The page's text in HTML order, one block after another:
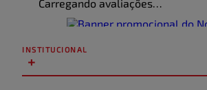
Carregando avaliações…
INSTITUCIONAL
+